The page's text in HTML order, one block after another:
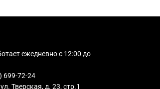
ежедневно с 12:00 до
699-72-24
Тверская, д. 23, стр.1